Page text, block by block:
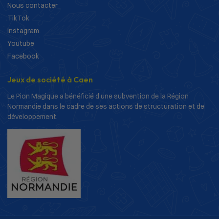
Nous contacter
TikTok
Instagram
Youtube
Facebook
Jeux de société à Caen
Le Pion Magique a bénéficié d’une subvention de la Région
Normandie dans le cadre de ses actions de structuration et de
développement.